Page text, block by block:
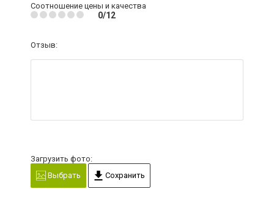
Соотношение цены и качества
0/12
Отзыв:
Загрузить фото:
Выбрать
Сохранить